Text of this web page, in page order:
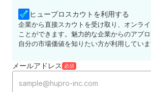
ヒュープロスカウトを利用する
企業から直接スカウトを受け取り、オンラ
ことができます。魅力的な企業からのアプロ
自分の市場価値を知りたい方が利用していま
メールアドレス 必須